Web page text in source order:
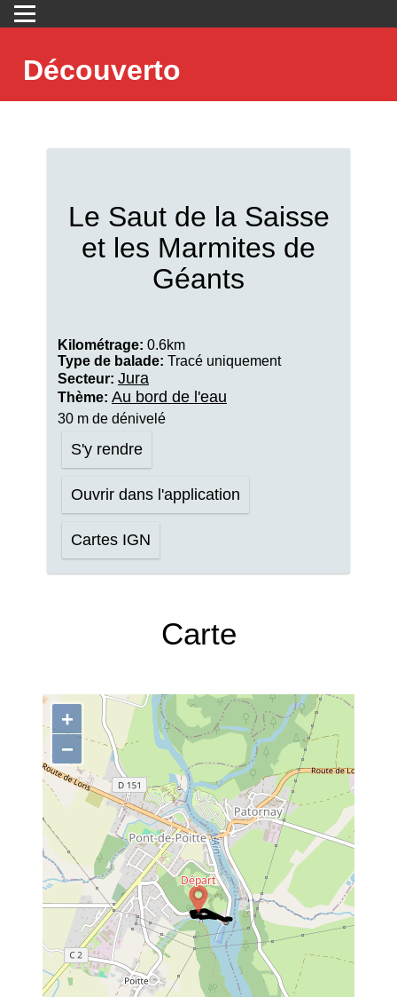
Découverto
Le Saut de la Saisse
et les Marmites de
Géants
Kilométrage: 0.6km
Type de balade: Tracé uniquement
Secteur: Jura
Thème: Au bord de l'eau
30 m de dénivelé
S'y rendre
Ouvrir dans l'application
Cartes IGN
Carte
+
−